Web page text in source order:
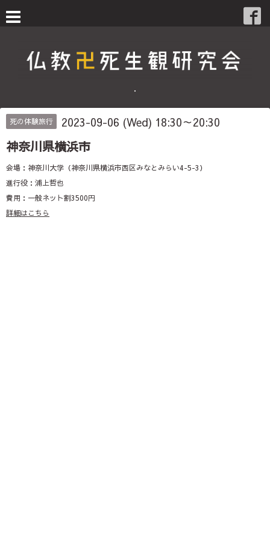
・
死の体験旅行 2023-09-06 (Wed) 18:30～20:30
神奈川県横浜市
会場：神奈川大学（神奈川県横浜市西区みなとみらい4-5-3）
進行役：浦上哲也
費用：一般ネット割3500円
詳細はこちら